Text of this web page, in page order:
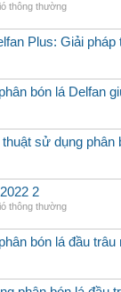
thông thường
Plus: Giải
bón lá Delfan
sử dụng phân
2
thông thường
bón lá đầu